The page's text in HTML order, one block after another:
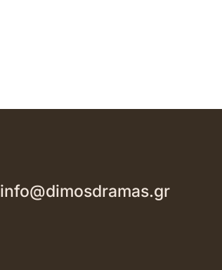
info@dimosdramas.gr